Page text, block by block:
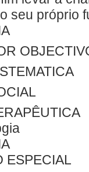
seu próprio
ESPECIAL